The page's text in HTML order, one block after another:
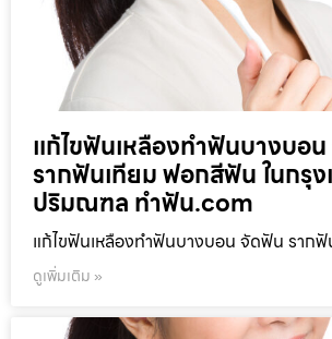
แก้ไขฟันเหลืองทำฟันบางบอ
รากฟันเทียม ฟอกสีฟัน ในกรุง
ปริมณฑล ทำฟัน.com
แก้ไขฟันเหลืองทำฟันบางบอน จัดฟัน รากฟั
ดูเพิ่มเติม »